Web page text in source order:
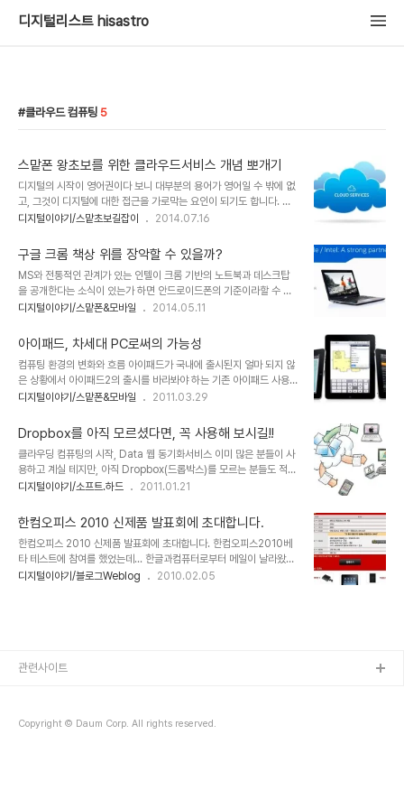
디지털리스트 hisastro
클라우드 컴퓨팅 5
스맡폰 왕초보를 위한 클라우드서비스 개념 뽀개기
디지털의 시작이 영어권이다 보니 대부분의 용어가 영어일 수 밖에 없
고, 그것이 디지털에 대한 접근을 가로막는 요인이 되기도 합니다. 스
마트폰 왕초보인 경우라면 더더욱 그렇습니다. 매번 노파심에 말씀드
클라우드서비스(Cloud Service)라는 것이 보편화된지도 꽤 오랜
시간이 흐른 것 같습니다. 하지만 일반적으로 대부분의 사람들이 그 개
념을 명확하게 이해했는지는 별개의 문제입니다. 디지털 IT에 조금이
라도 관심이 있는 분들이라면 대부분 알고 있을 내용일테지만, 그렇지
않은 경우라면 좀 막연하게 알랑말랑 한 정도이지 않을까요? 이미지
털 용어입니다. 그런데, 클라우드..
디지털이야기/스맡초보길잡이 2014.07.16
구글 크롬 책상 위를 장악할 수 있을까?
MS와 전통적인 관계가 있는 인텔이 크롬 기반의 노트북과 데스크탑
을 공개한다는 소식이 있는가 하면 안드로이드폰의 기준이라할 수 있
는 넥서스폰을 가장 많이 만든 국내 기업 LG는 올인원 형태의 크롬
출시했거나 계획을 하고 있습니다. 대부분 30만원 중반대의 가격 또
는 그 이하로 판매 될 것이 유력합니다. 이미지 출처:
http://arstechnica.com 게다가 구글의 행보를 보면 크롬에 대한
움직임이 예사롭지 않습니다. 구글의 크롬에 대한 행보는 스마트폰 성
장세가 둔화된 것과도 맞닿아 있다고 보여집니다. 아무래도 사무용으
있는 시스템의 구축이라고 할 수 있습니다. 그런데, 과..
디지털이야기/스맡폰&모바일 2014.05.11
아이패드, 차세대 PC로써의 가능성
컴퓨팅 환경의 변화와 흐름 아이패드가 국내에 출시된지 얼마 되지 않
은 상황에서 아이패드2의 출시를 바라봐야 하는 기존 아이패드 사용
자들의 실망감은 적지 않을 듯 합니다. 그러나 저 역시 같은 동병상련
디지털 기기든 그렇겠지만...- 상쇄될 가치 있는 것이라고 생각합니다.
포스트PC의 시대가 도래했다는 것을 느낄 수 있도록 하였고, 그것을
느낄 수 있는 여러가지 경험을 할 수 있었다는 점에서 그렇습니다. 요
몇달 간 아이패드를 사용해 보면서 포스트PC로써의 가능성을 확인하
였습니다. 사용상의 가벼움은 기존 컴퓨터와 비교할 때 처음 접하는 누
니다. -실제로 대략 시험해 본 결과..
디지털이야기/스맡폰&모바일 2011.03.29
Dropbox를 아직 모르셨다면, 꼭 사용해 보시길!!
클라우딩 컴퓨팅의 시작, Data 웹 동기화서비스 이미 많은 분들이 사
용하고 계실 테지만, 아직 Dropbox(드롭박스)를 모르는 분들도 적지
않으리라는 판단과 이러한 또다른 포스팅을 통해 더 많은 분들이 드롭
함하여 Dropbox를 알리고자 합니다. 또한 스스로의 개념에 대한 정
립과 새로운 아이디어 도출을 위한 정리를 한번 더 하자는 취지도 있습
니다. -물론, 함께 언급하는 N드라이브 등과 같은 유사 서비스들을 이
글을 보시는 분들께서 다각적으로 사용하는 발전적 활용의 융합도 기
대합니다.- 처음 드롭박스를 접했을 땐 네이버의 N드라이브와 개념상
디지털이야기/소프트.하드 2011.01.21
한컴오피스 2010 신제품 발표회에 초대합니다.
한컴오피스 2010 신제품 발표회에 초대합니다. 한컴오피스2010베
타 테스트에 참여를 했었는데... 한글과컴퓨터로부터 메일이 날라왔습
니다. 한컴오피스 2010 신제품 발표회를 한다는 군요. 한컴오피스
향후 클라우드 컴퓨팅 오피스 환경을 생각하면 구글독스의 영향을 생
디지털이야기/블로그Weblog 2010.02.05
Copyright © Daum Corp. All rights reserved.
관련사이트